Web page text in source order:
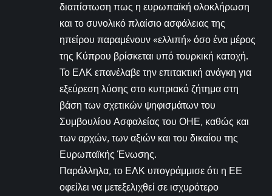
διαπίστωση πως η ευρωπαϊκή ολοκλήρωση
και το συνολικό πλαίσιο ασφάλειας της
ηπείρου παραμένουν «ελλιπή» όσο ένα μέρος
της Κύπρου βρίσκεται υπό τουρκική κατοχή.
Το ΕΛΚ επανέλαβε την επιτακτική ανάγκη για
εξεύρεση λύσης στο κυπριακό ζήτημα στη
βάση των σχετικών ψηφισμάτων του
Συμβουλίου Ασφαλείας του ΟΗΕ, καθώς και
των αρχών, των αξιών και του δικαίου της
Ευρωπαϊκής Ένωσης.
Παράλληλα, το ΕΛΚ υπογράμμισε ότι η ΕΕ
οφείλει να μετεξελιχθεί σε ισχυρότερο